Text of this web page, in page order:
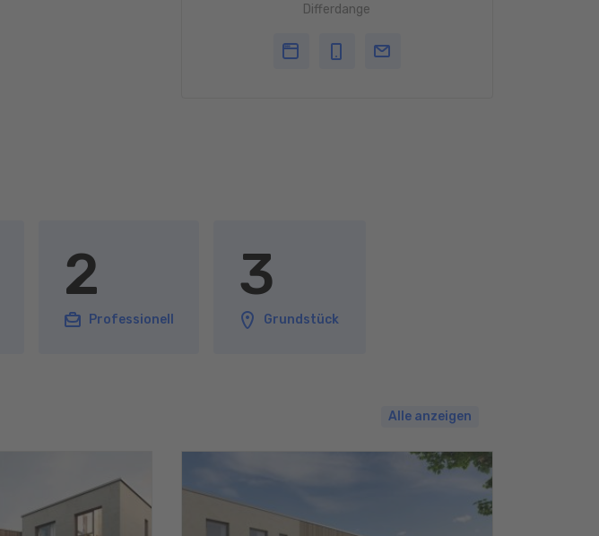
Differdange
2
Professionell
3
Grundstück
Alle anzeigen